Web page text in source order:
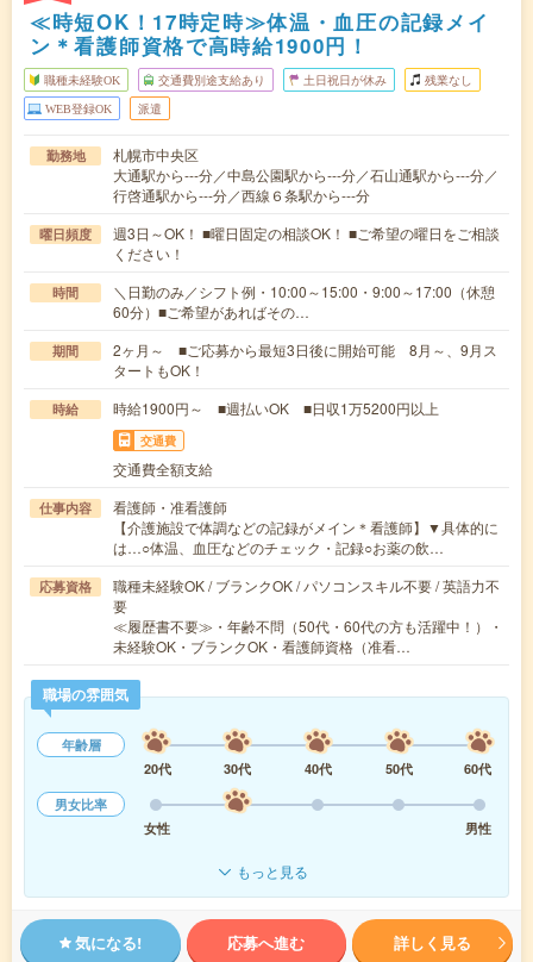
≪時短OK！17時定時≫体温・血圧の記録メイ
ン＊看護師資格で高時給1900円！
職種未経験OK 交通費別途支給あり 土日祝日が休み 残業なし
WEB登録OK 派遣
勤務地
札幌市中央区
大通駅から---分／中島公園駅から---分／石山通駅から---分／
行啓通駅から---分／西線６条駅から---分
曜日頻度
週3日～OK！ ■曜日固定の相談OK！ ■ご希望の曜日をご相談
ください！
時間
＼日勤のみ／シフト例・10:00～15:00・9:00～17:00（休憩
60分）■ご希望があればその…
期間
2ヶ月～ ■ご応募から最短3日後に開始可能 8月～、9月ス
タートもOK！
時給 時給1900円～ ■週払いOK ■日収1万5200円以上
交通費
交通費全額支給
仕事内容
看護師・准看護師
【介護施設で体調などの記録がメイン＊看護師】▼具体的に
は…○体温、血圧などのチェック・記録○お薬の飲…
応募資格
職種未経験OK / ブランクOK / パソコンスキル不要 / 英語力不
要
≪履歴書不要≫・年齢不問（50代・60代の方も活躍中！）・
未経験OK・ブランクOK・看護師資格（准看…
職場の雰囲気
年齢層
20代
30代 40代 50代
60代
男女比率
女性
男性
もっと見る
気になる! 応募へ進む 詳しく見る